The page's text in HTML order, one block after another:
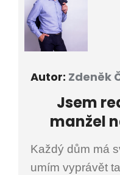
Autor: Zdeněk
Jsem
manžel
Každý dům má
umím vyprávět